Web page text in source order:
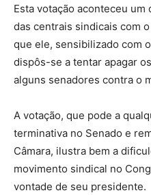
Esta votação aconteceu
das centrais sindicais com
que ele, sensibilizado com
dispôs-se a tentar apagar
alguns senadores contra o
A votação, que pode a
terminativa no Senado e
Câmara, ilustra bem a
movimento sindical no
vontade de seu presidente.